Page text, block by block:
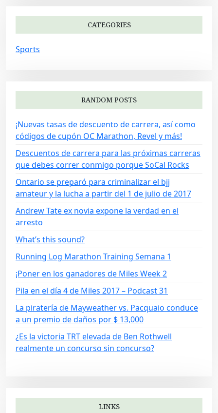
CATEGORIES
Sports
RANDOM POSTS
¡Nuevas tasas de descuento de carrera, así como
códigos de cupón OC Marathon, Revel y más!
Descuentos de carrera para las próximas carreras
que debes correr conmigo porque SoCal Rocks
Ontario se preparó para criminalizar el bjj
amateur y la lucha a partir del 1 de julio de 2017
Andrew Tate ex novia expone la verdad en el
arresto
What’s this sound?
Running Log Marathon Training Semana 1
¡Poner en los ganadores de Miles Week 2
Pila en el día 4 de Miles 2017 – Podcast 31
La piratería de Mayweather vs. Pacquaio conduce
a un premio de daños por $ 13,000
¿Es la victoria TRT elevada de Ben Rothwell
realmente un concurso sin concurso?
LINKS